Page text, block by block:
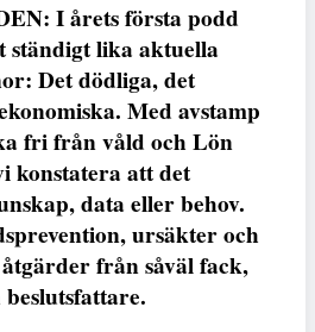
I årets första podd
ständigt lika aktuella
Det dödliga, det
Med avstamp
fri från våld och Lön
konstatera att det
data eller behov.
ursäkter och
från såväl fack,